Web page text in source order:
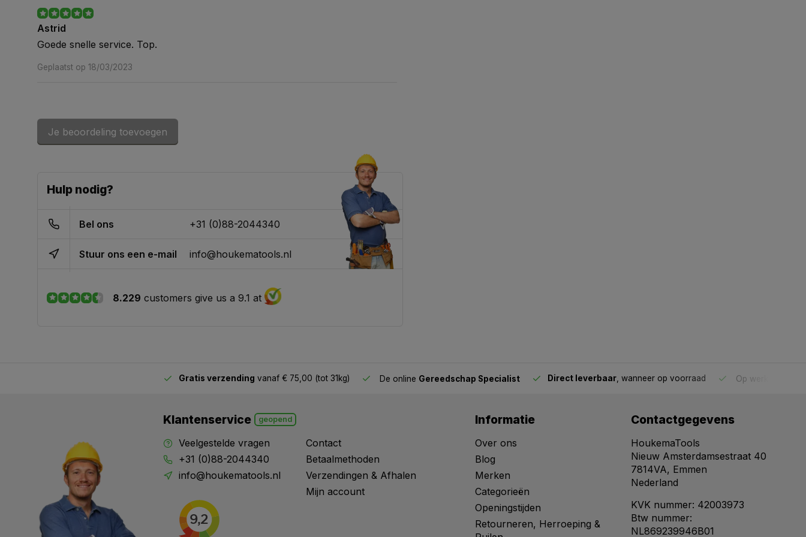
Astrid
Goede snelle service. Top.
Geplaatst op 18/03/2023
Je beoordeling toevoegen
Hulp nodig?
Bel ons +31 (0)88-2044340
Stuur ons een e-mail info@houkematools.nl
8.229 customers give us a 9.1 at
Gratis verzending vanaf € 75,00 (tot 31kg) De online Gereedschap Specialist Direct leverbaar , wanneer op voorraad Op werkdagen
Klantenservice geopend
Veelgestelde vragen
+31 (0)88-2044340
info@houkematools.nl
Contact
Betaalmethoden
Verzendingen & Afhalen
Mijn account
Informatie
Over ons
Blog
Merken
Categorieën
Openingstijden
Retourneren, Herroeping &
Contactgegevens
HoukemaTools
Nieuw Amsterdamsestraat 40
7814VA, Emmen
Nederland
KVK nummer: 42003973
Btw nummer:
NL869239946B01